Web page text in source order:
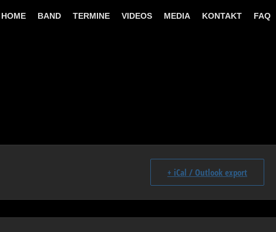
HOME BAND TERMINE VIDEOS MEDIA KONTAKT FAQ
+ iCal / Outlook export